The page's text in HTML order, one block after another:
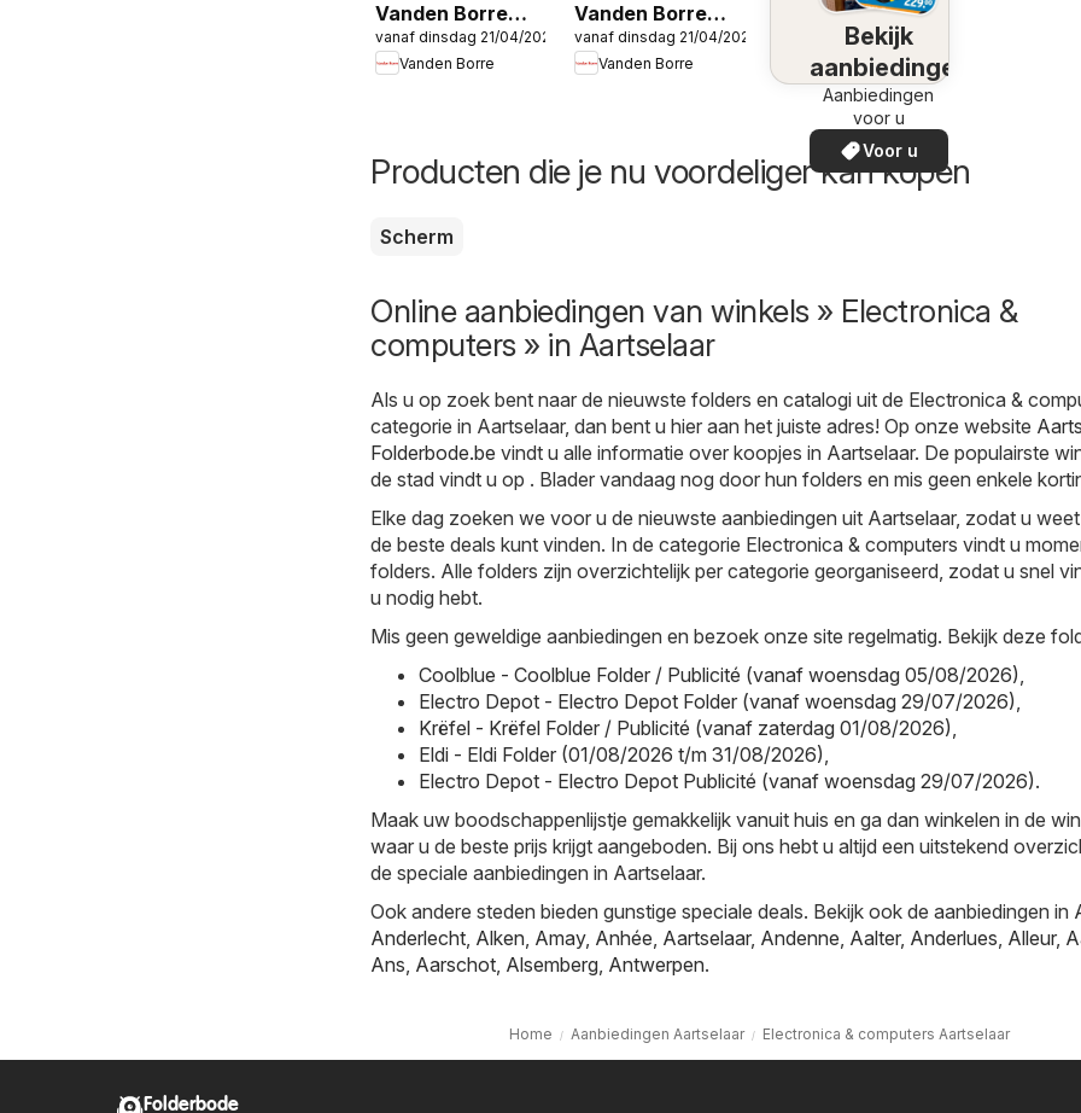
Vanden Borre
Folder
vanaf dinsdag 21/04/2026
Vanden Borre
Vanden Borre
Publicité
vanaf dinsdag 21/04/2026
Vanden Borre
Bekijk
aanbiedingen
Aanbiedingen
voor u
Voor u
Producten die je nu voordeliger kan kopen
Scherm
Online aanbiedingen van winkels » Electronica &
computers » in Aartselaar
Als u op zoek bent naar de nieuwste folders en catalogi uit de Electronica &
categorie in Aartselaar, dan bent u hier aan het juiste adres! Op onze website
Folderbode.be vindt u alle informatie over koopjes in Aartselaar. De populairste
de stad vindt u op . Blader vandaag nog door hun folders en mis geen enkele
Elke dag zoeken we voor u de nieuwste aanbiedingen uit Aartselaar, zodat u
de beste deals kunt vinden. In de categorie Electronica & computers vindt u
folders. Alle folders zijn overzichtelijk per categorie georganiseerd, zodat u snel
u nodig hebt.
Mis geen geweldige aanbiedingen en bezoek onze site regelmatig. Bekijk deze
Coolblue - Coolblue Folder / Publicité (vanaf woensdag 05/08/2026),
Electro Depot - Electro Depot Folder (vanaf woensdag 29/07/2026),
Krëfel - Krëfel Folder / Publicité (vanaf zaterdag 01/08/2026),
Eldi - Eldi Folder (01/08/2026 t/m 31/08/2026),
Electro Depot - Electro Depot Publicité (vanaf woensdag 29/07/2026).
Maak uw boodschappenlijstje gemakkelijk vanuit huis en ga dan winkelen in de
waar u de beste prijs krijgt aangeboden. Bij ons hebt u altijd een uitstekend
de speciale aanbiedingen in Aartselaar.
Ook andere steden bieden gunstige speciale deals. Bekijk ook de aanbiedingen in
Anderlecht, Alken, Amay, Anhée, Aartselaar, Andenne, Aalter, Anderlues, Alleur,
Ans, Aarschot, Alsemberg, Antwerpen.
Home Aanbiedingen Aartselaar Electronica & computers Aartselaar
Folderbode